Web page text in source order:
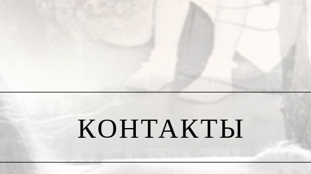
над коллективом уже не в весовой, а в духовной категории.
«слоям населения» и поясню, что данная проблема в любой стране
поголовно исследований, объясняется вовсе не недостатком
обязательно подразумевает и культуру еды...
степени общепринятой «нормальности» человек, из элементарного
попалово» и самозабвенно отдаться «тупо-время-провождению»,
отводят случайные взгляды все окружающие.
количеством, но качеством поглощаемого.
или «самая прогрессивная часть человечества» в ускоренных
КОНТАКТЫ